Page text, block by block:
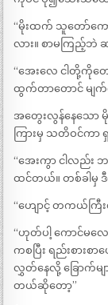
“မိုးထက် သူတော်ကောင်
လား။ စာမကြည့်ဘဲ
“အေးလေ ငါတို့ကိုတေ
ထွက်တာတောင် မျ
အတွေးလွန်နေသော
ကြားမှ သတိဝင်က
“အေးကွာ ငါလည်း
ထင်တယ်။ တစ်ခါမှ ဒီ
“ဟျောင့် တကယ်ကြီး
“ဟုတ်ပါ့ ကောင်မလ
ကစပြီး ရည်းစားစာ
လွှတ်နေလို့ ခြောက်မ
တယ်ဆိုတော့”